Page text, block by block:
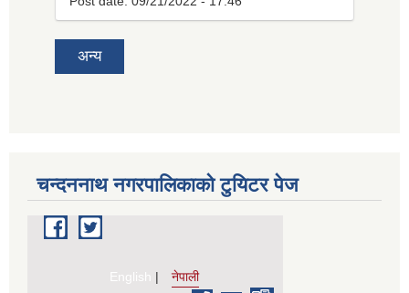
अन्य
चन्दननाथ नगरपालिकाको टुयिटर पेज